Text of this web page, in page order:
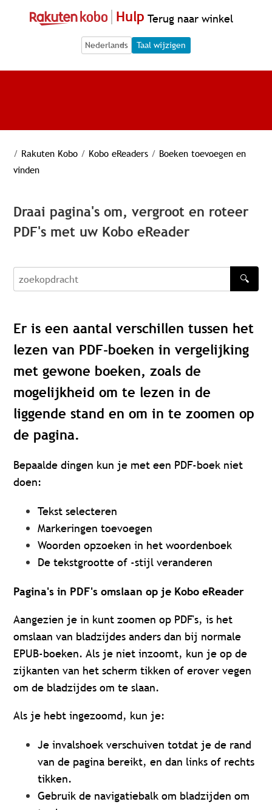
Hulp Terug naar winkel
Language Selection
Language Selection
Taal wijzigen
/ Rakuten Kobo / Kobo eReaders / Boeken toevoegen en
vinden
Draai pagina's om, vergroot en roteer
PDF's met uw Kobo eReader
zoekopdracht
🔍
Er is een aantal verschillen tussen het
lezen van PDF-boeken in vergelijking
met gewone boeken, zoals de
mogelijkheid om te lezen in de
liggende stand en om in te zoomen op
de pagina.
Bepaalde dingen kun je met een PDF-boek niet
doen:
Tekst selecteren
Markeringen toevoegen
Woorden opzoeken in het woordenboek
De tekstgrootte of -stijl veranderen
Pagina's in PDF's omslaan op je Kobo eReader
Aangezien je in kunt zoomen op PDF's, is het
omslaan van bladzijdes anders dan bij normale
EPUB-boeken. Als je niet inzoomt, kun je op de
zijkanten van het scherm tikken of erover vegen
om de bladzijdes om te slaan.
Als je hebt ingezoomd, kun je:
Je invalshoek verschuiven totdat je de rand
van de pagina bereikt, en dan links of rechts
tikken.
Gebruik de navigatiebalk om bladzijden om